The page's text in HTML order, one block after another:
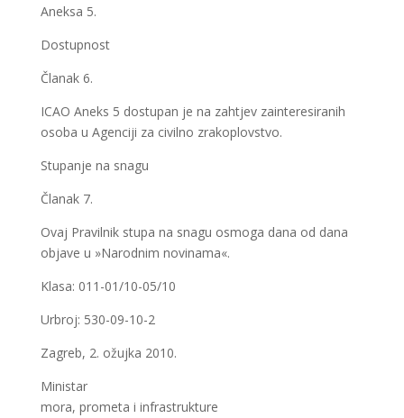
Aneksa 5.
Dostupnost
Članak 6.
ICAO Aneks 5 dostupan je na zahtjev zainteresiranih
osoba u Agenciji za civilno zrakoplovstvo.
Stupanje na snagu
Članak 7.
Ovaj Pravilnik stupa na snagu osmoga dana od dana
objave u »Narodnim novinama«.
Klasa: 011-01/10-05/10
Urbroj: 530-09-10-2
Zagreb, 2. ožujka 2010.
Ministar
mora, prometa i infrastrukture